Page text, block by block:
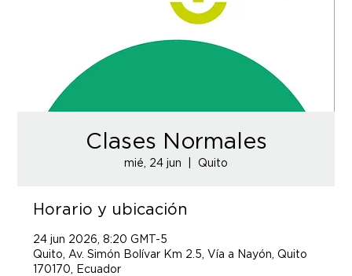
Clases Normales
mié, 24 jun Quito
Horario y ubicación
24 jun 2026, 8:20 GMT-5
Quito, Av. Simón Bolívar Km 2.5, Vía a Nayón, Quito
170170, Ecuador